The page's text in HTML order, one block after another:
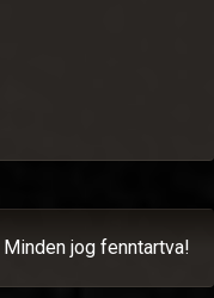
Minden jog fenntartva!